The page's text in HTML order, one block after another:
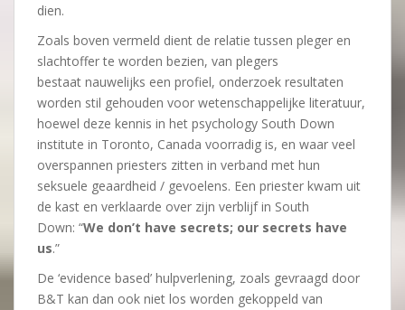
dien.
Zoals boven vermeld dient de relatie tussen pleger en
slachtoffer te worden bezien, van plegers
bestaat nauwelijks een profiel, onderzoek resultaten
worden stil gehouden voor wetenschappelijke literatuur,
hoewel deze kennis in het psychology South Down
institute in Toronto, Canada voorradig is, en waar veel
overspannen priesters zitten in verband met hun
seksuele geaardheid / gevoelens. Een priester kwam uit
de kast en verklaarde over zijn verblijf in South
Down: “We don’t have secrets; our secrets have
us.”
De ‘evidence based’ hulpverlening, zoals gevraagd door
B&T kan dan ook niet los worden gekoppeld van